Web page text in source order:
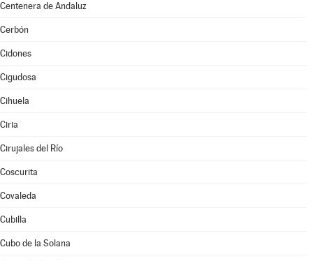
Centenera de Andaluz
Cerbón
Cidones
Cigudosa
Cihuela
Ciria
Cirujales del Río
Coscurita
Covaleda
Cubilla
Cubo de la Solana